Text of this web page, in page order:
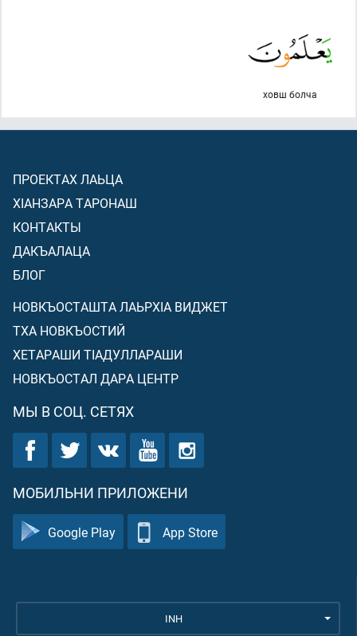
ховш болча
ПРОЕКТАХ ЛАЬЦА
ХIАНЗАРА ТАРОНАШ
КОНТАКТЫ
ДАКЪАЛАЦА
БЛОГ
НОВКЪОСТАШТА ЛАЬРХIА ВИДЖЕТ
ТХА НОВКЪОСТИЙ
ХЕТАРАШИ ТIАДУЛЛАРАШИ
НОВКЪОСТАЛ ДАРА ЦЕНТР
МЫ В СОЦ. СЕТЯХ
МОБИЛЬНИ ПРИЛОЖЕНИ
Google Play App Store
INH